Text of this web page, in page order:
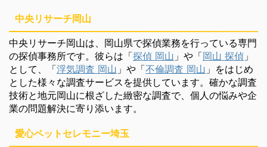
中央リサーチ岡山
中央リサーチ岡山は、岡山県で探偵業務を行っている専門
の探偵事務所です。彼らは「探偵 岡山 」や「岡山 探偵 」
として、「浮気調査 岡山 」や「不倫調査 岡山 」をはじめ
とした様々な調査サービスを提供しています。確かな調査
技術と地元岡山に根ざした緻密な調査で、個人の悩みや企
業の問題解決に寄り添います。
愛心ペットセレモニー埼玉